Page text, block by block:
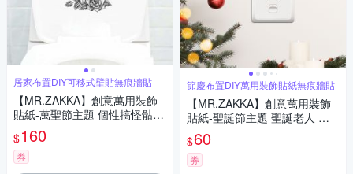
居家布置DIY可移式壁貼無痕牆貼
【MR.ZAKKA】創意萬用裝飾
貼紙-萬聖節主題 個性搞怪骷髏
頭 D款 居家布置 DIY可移式壁
貼 無痕壁貼 牆貼
$160
券
節慶布置DIY萬用裝飾貼紙無痕牆貼
【MR.ZAKKA】創意萬用裝飾
貼紙-聖誕節主題 聖誕老人 節
慶布置 DIY可移式壁貼 無痕壁
貼 牆貼
$60
券